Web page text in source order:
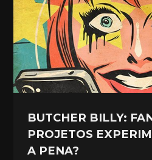
BUTCHER BILLY:
PROJETOS
A PENA?